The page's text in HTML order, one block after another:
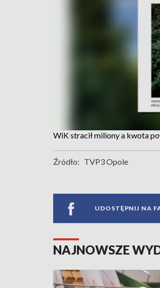
WiK stracił miliony a kwota
Źródło: TVP3 Opole
UDOSTĘPNIJ NA
NAJNOWSZE